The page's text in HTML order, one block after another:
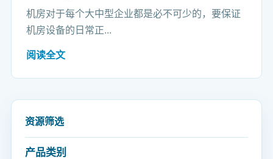
机房对于每个大中型企业都是必不可少的，要保证
机房设备的日常正...
阅读全文
资源筛选
产品类别